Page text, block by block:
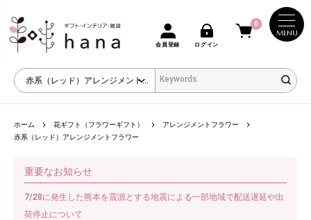
MENU
会員登録 ログイン
0
ホーム 花ギフト（フラワーギフト）
アレンジメントフラワー
赤系（レッド）アレンジメントフラワー
重要なお知らせ
7/28に発生した熊本を震源とする地震による一部地域で配送遅延や出
荷停止について